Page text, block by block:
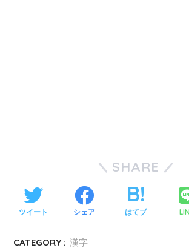
SHARE
ツイート シェア はてブ
CATEGORY : 漢字